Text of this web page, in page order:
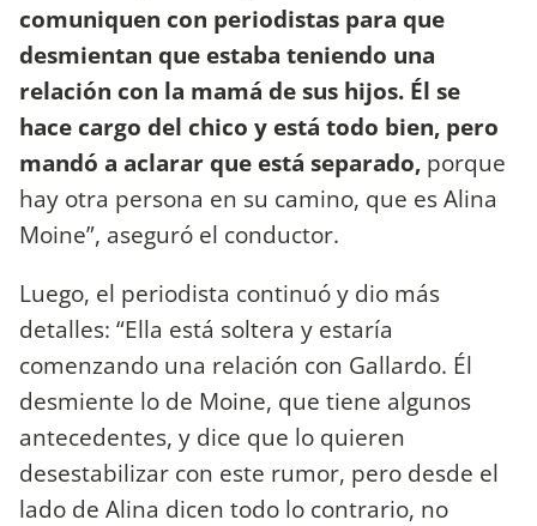
comuniquen con periodistas para que
desmientan que estaba teniendo una
relación con la mamá de sus hijos. Él se
hace cargo del chico y está todo bien, pero
mandó a aclarar que está separado, porque
hay otra persona en su camino, que es Alina
Moine”, aseguró el conductor.
Luego, el periodista continuó y dio más
detalles: “Ella está soltera y estaría
comenzando una relación con Gallardo. Él
desmiente lo de Moine, que tiene algunos
antecedentes, y dice que lo quieren
desestabilizar con este rumor, pero desde el
lado de Alina dicen todo lo contrario, no